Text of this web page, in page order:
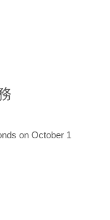
on October 1